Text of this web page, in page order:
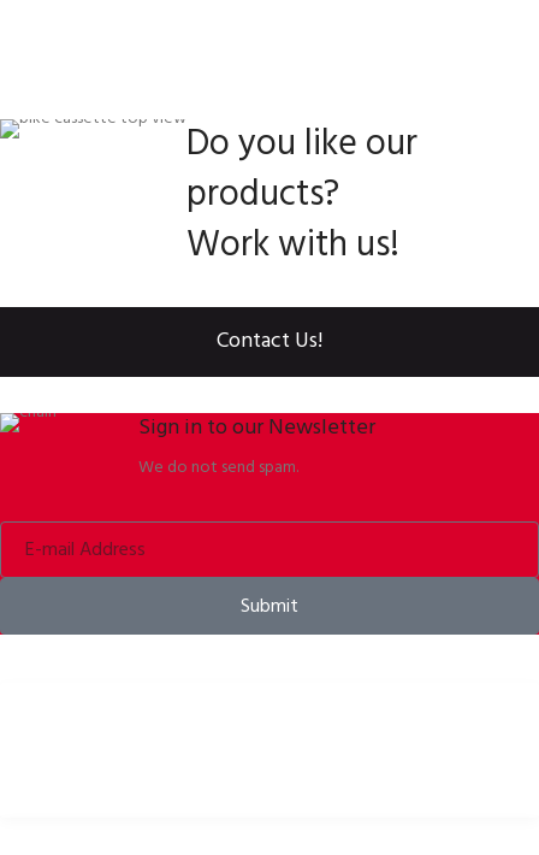
Do you like our
products?
Work with us!
Contact Us!
Sign in to our Newsletter
We do not send spam.
Submit